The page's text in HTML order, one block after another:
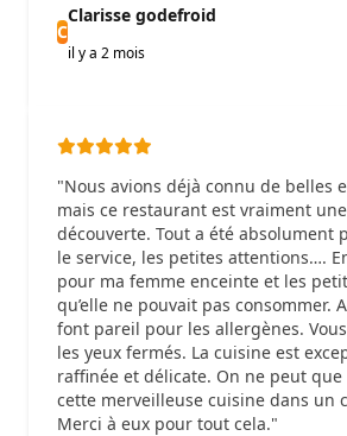
C
Clarisse godefroid
il y a 2 mois
"Nous avions déjà connu de belles
mais ce restaurant est vraiment
découverte. Tout a été absolument
le service, les petites attentions….
pour ma femme enceinte et les
qu’elle ne pouvait pas consommer.
font pareil pour les allergènes.
les yeux fermés. La cuisine est
raffinée et délicate. On ne peut
cette merveilleuse cuisine dans un
Merci à eux pour tout cela."